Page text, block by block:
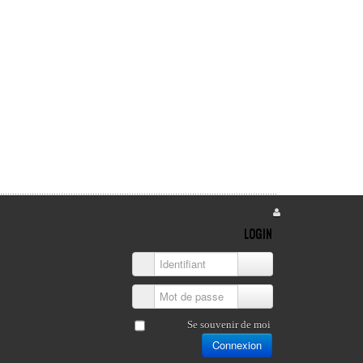
LOGIN
Identifiant
Mot de passe
Se souvenir de moi
Connexion